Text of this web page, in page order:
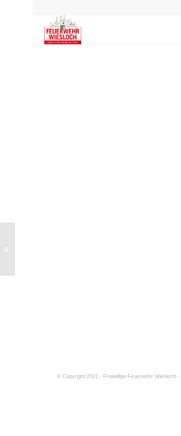
© Copyright 2021 - Freiwillige Feuerwehr Wiesloch -